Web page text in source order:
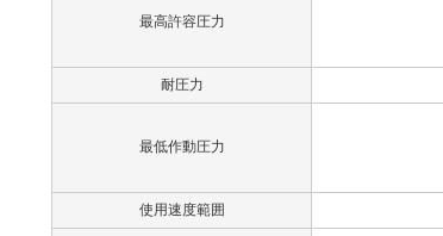
最高許容圧力
耐圧力
最低作動圧力
使用速度範囲